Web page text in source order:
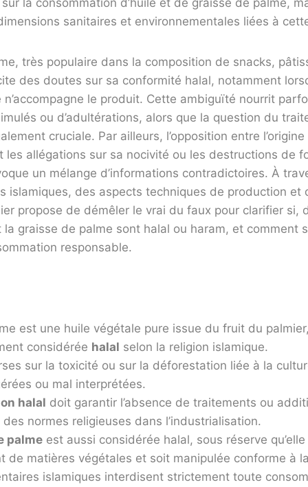
la consommation d’huile et de graisse de palme,
sanitaires et environnementales liées à
très populaire dans la composition de snacks,
des doutes sur sa conformité halal, notamment
le produit. Cette ambiguïté nourrit
ou d’adultérations, alors que la question du
cruciale. Par ailleurs, l’opposition entre
les allégations sur sa nocivité ou les destructions de
un mélange d’informations contradictoires. À
islamiques, des aspects techniques de production et
propose de démêler le vrai du faux pour clarifier si,
la graisse de palme sont halal ou haram, et comment
responsable.
est une huile végétale pure issue du fruit du
considérée halal selon la religion islamique.
sur la toxicité ou sur la déforestation liée à la
ou mal interprétées.
halal doit garantir l’absence de traitements ou
des normes religieuses dans l’industrialisation.
palme est aussi considérée halal, sous réserve
de matières végétales et soit manipulée conforme à
islamiques interdisent strictement toute